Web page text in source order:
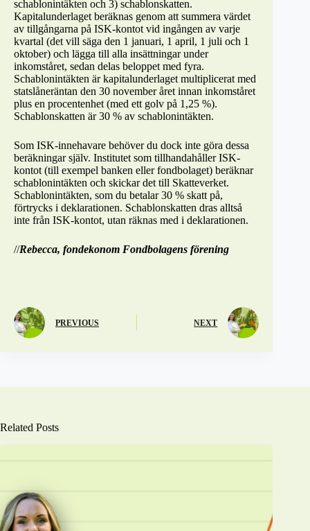
schablonintäkten och 3) schablonskatten.
Kapitalunderlaget beräknas genom att summera värdet
av tillgångarna på ISK-kontot vid ingången av varje
kvartal (det vill säga den 1 januari, 1 april, 1 juli och 1
oktober) och lägga till alla insättningar under
inkomståret, sedan delas beloppet med fyra.
Schablonintäkten är kapitalunderlaget multiplicerat med
statslåneräntan den 30 november året innan inkomståret
plus en procentenhet (med ett golv på 1,25 %).
Schablonskatten är 30 % av schablonintäkten.
Som ISK-innehavare behöver du dock inte göra dessa
beräkningar själv. Institutet som tillhandahåller ISK-
kontot (till exempel banken eller fondbolaget) beräknar
schablonintäkten och skickar det till Skatteverket.
Schablonintäkten, som du betalar 30 % skatt på,
förtrycks i deklarationen. Schablonskatten dras alltså
inte från ISK-kontot, utan räknas med i deklarationen.
//Rebecca, fondekonom Fondbolagens förening
PREVIOUS NEXT
Related Posts